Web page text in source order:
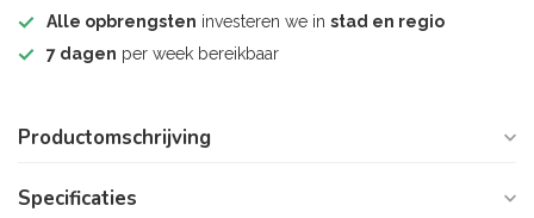
Alle opbrengsten investeren we in stad en regio
7 dagen per week bereikbaar
Productomschrijving
Specificaties